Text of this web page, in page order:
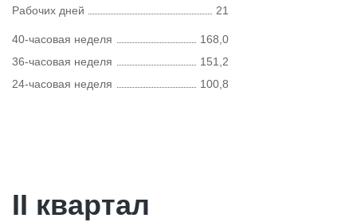
Рабочих дней
21
40-часовая неделя
168,0
36-часовая неделя
151,2
24-часовая неделя
100,8
II квартал